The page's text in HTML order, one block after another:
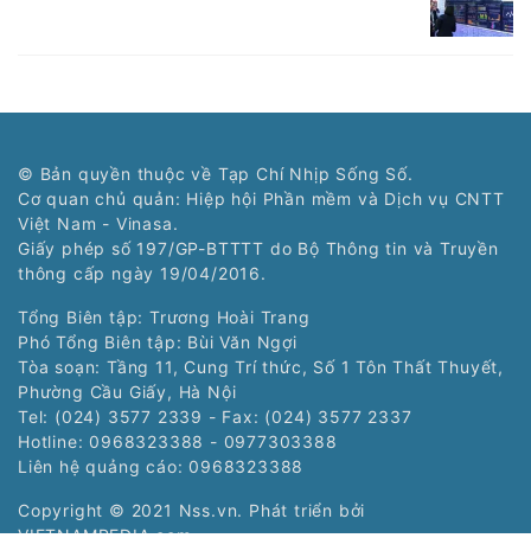
© Bản quyền thuộc về Tạp Chí Nhịp Sống Số.
Cơ quan chủ quản: Hiệp hội Phần mềm và Dịch vụ CNTT
Việt Nam - Vinasa.
Giấy phép số 197/GP-BTTTT do Bộ Thông tin và Truyền
thông cấp ngày 19/04/2016.
Tổng Biên tập: Trương Hoài Trang
Phó Tổng Biên tập: Bùi Văn Ngợi
Tòa soạn: Tầng 11, Cung Trí thức, Số 1 Tôn Thất Thuyết,
Phường Cầu Giấy, Hà Nội
Tel: (024) 3577 2339 - Fax: (024) 3577 2337
Hotline: 0968323388 - 0977303388
Liên hệ quảng cáo: 0968323388
Copyright © 2021 Nss.vn. Phát triển bởi